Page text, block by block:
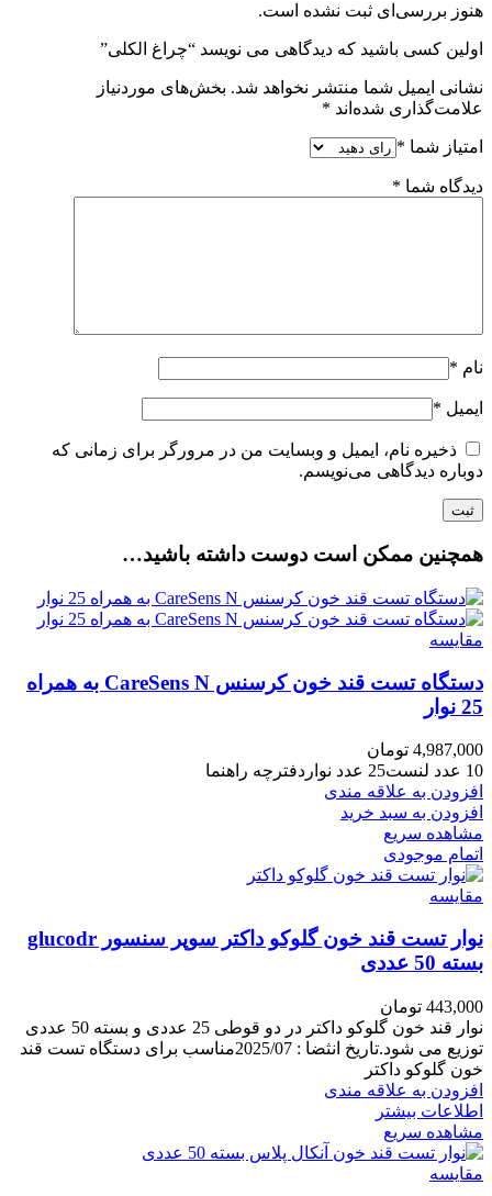
هنوز بررسی‌ای ثبت نشده است.
اولین کسی باشید که دیدگاهی می نویسد “چراغ الکلی”
نشانی ایمیل شما منتشر نخواهد شد. بخش‌های موردنیاز
علامت‌گذاری شده‌اند *
امتیاز شما *
دیدگاه شما *
نام *
ایمیل *
ذخیره نام، ایمیل و وبسایت من در مرورگر برای زمانی که
دوباره دیدگاهی می‌نویسم.
همچنین ممکن است دوست داشته باشید…
مقایسه
دستگاه تست قند خون کرسنس CareSens N به همراه
25 نوار
4,987,000 تومان
10 عدد لنست25 عدد نواردفترچه راهنما
افزودن به علاقه مندی
افزودن به سبد خرید
مشاهده سریع
اتمام موجودی
مقایسه
نوار تست قند خون گلوکو داکتر سوپر سنسور glucodr
بسته 50 عددی
443,000 تومان
نوار قند خون گلوکو داکتر در دو قوطی 25 عددی و بسته 50 عددی
توزیع می شود.تاریخ انثضا : 2025/07مناسب برای دستگاه تست قند
خون گلوکو داکتر
افزودن به علاقه مندی
اطلاعات بیشتر
مشاهده سریع
مقایسه